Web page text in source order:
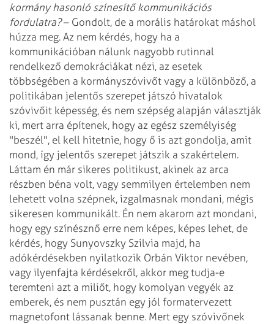
kormány hasonló színesítő kommunikációs
fordulatra?– Gondolt, de a morális határokat máshol
húzza meg. Az nem kérdés, hogy ha a
kommunikációban nálunk nagyobb rutinnal
rendelkező demokráciákat nézi, az esetek
többségében a kormányszóvivőt vagy a különböző, a
politikában jelentős szerepet játszó hivatalok
szóvivőit képesség, és nem szépség alapján választják
ki, mert arra építenek, hogy az egész személyiség
"beszél", el kell hitetnie, hogy ő is azt gondolja, amit
mond, így jelentős szerepet játszik a szakértelem.
Láttam én már sikeres politikust, akinek az arca
részben béna volt, vagy semmilyen értelemben nem
lehetett volna szépnek, izgalmasnak mondani, mégis
sikeresen kommunikált. Én nem akarom azt mondani,
hogy egy színésznő erre nem képes, képes lehet, de
kérdés, hogy Sunyovszky Szilvia majd, ha
adókérdésekben nyilatkozik Orbán Viktor nevében,
vagy ilyenfajta kérdésekről, akkor meg tudja-e
teremteni azt a miliőt, hogy komolyan vegyék az
emberek, és nem pusztán egy jól formatervezett
magnetofont lássanak benne. Mert egy szóvivőnek